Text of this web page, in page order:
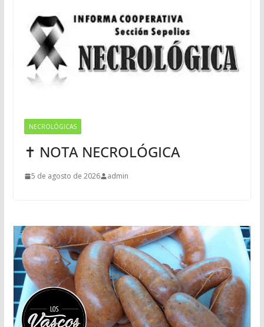
NECROLÓGICAS
✝ NOTA NECROLÓGICA
5 de agosto de 2026 admin